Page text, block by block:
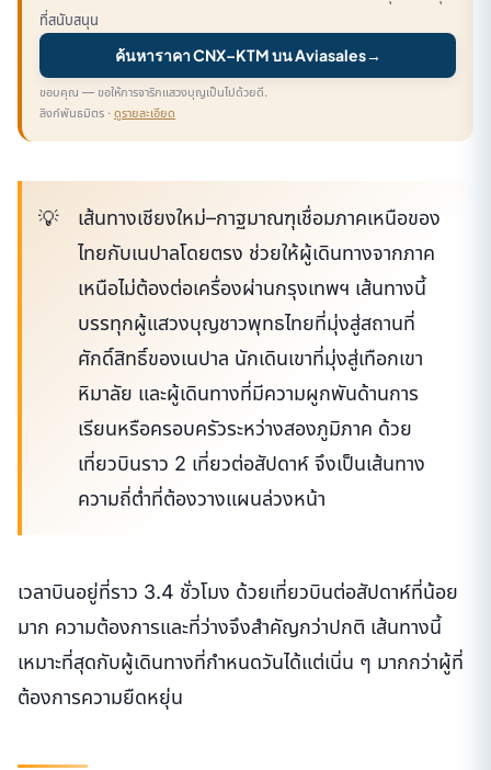
ที่สนับสนุน
ค้นหาราคา CNX–KTM บน Aviasales→
ขอบคุณ — ขอให้การจาริกแสวงบุญเป็นไปด้วยดี.
ลิงก์พันธมิตร · ดูรายละเอียด
เส้นทางเชียงใหม่–กาฐมาณฑุเชื่อมภาคเหนือของ
ไทยกับเนปาลโดยตรง ช่วยให้ผู้เดินทางจากภาค
เหนือไม่ต้องต่อเครื่องผ่านกรุงเทพฯ เส้นทางนี้
บรรทุกผู้แสวงบุญชาวพุทธไทยที่มุ่งสู่สถานที่
ศักดิ์สิทธิ์ของเนปาล นักเดินเขาที่มุ่งสู่เทือกเขา
หิมาลัย และผู้เดินทางที่มีความผูกพันด้านการ
เรียนหรือครอบครัวระหว่างสองภูมิภาค ด้วย
เที่ยวบินราว 2 เที่ยวต่อสัปดาห์ จึงเป็นเส้นทาง
ความถี่ต่ำที่ต้องวางแผนล่วงหน้า
เวลาบินอยู่ที่ราว 3.4 ชั่วโมง ด้วยเที่ยวบินต่อสัปดาห์ที่น้อย
มาก ความต้องการและที่ว่างจึงสำคัญกว่าปกติ เส้นทางนี้
เหมาะที่สุดกับผู้เดินทางที่กำหนดวันได้แต่เนิ่น ๆ มากกว่าผู้ที่
ต้องการความยืดหยุ่น